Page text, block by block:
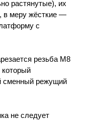
растянутые), их
в меру жёсткие —
с
резьба М8
который
сменный режущий
не следует